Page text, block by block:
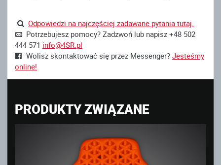
Odpowiedzi na najczęściej zadawane pytania tutaj.
Potrzebujesz pomocy? Zadzwoń lub napisz +48 502
444 571 info@4SR.pl
Wolisz skontaktować się przez Messenger? Jesteśmy
online!
PRODUKTY ZWIĄZANE